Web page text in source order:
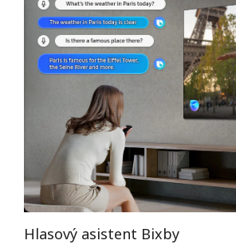
Hlasový asistent Bixby